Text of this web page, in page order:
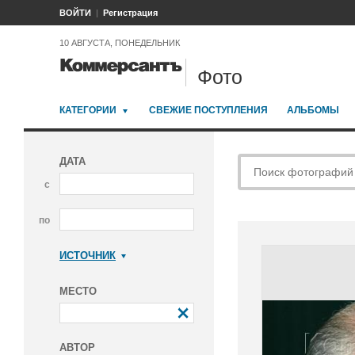
ВОЙТИ Регистрация
10 АВГУСТА, ПОНЕДЕЛЬНИК
Фото
КАТЕГОРИИ СВЕЖИЕ ПОСТУПЛЕНИЯ АЛЬБОМЫ
ДАТА
с
по
ИСТОЧНИК
МЕСТО
АВТОР